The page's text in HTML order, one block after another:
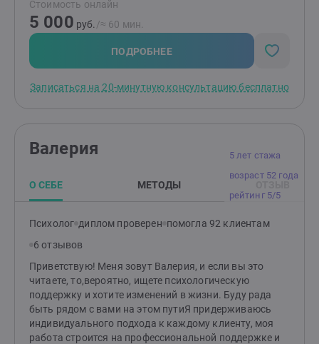
опытом мне довелось успешно поработать с
широким кругом задач: кризисы и проблемы в
супружеских отношениях, проблемы созависимости и
выстраивание личных границ в отношениях, задачи
самоопределения, профориентации, личностного
проблемы, проблемы переживания утраты близких
первой встрече. Не берусь, например, работать с
Стоимость онлайн
5 000 руб. /≈ 60 мин.
ПОДРОБНЕЕ
Записаться на 20-минутную консультацию бесплатно
5 лет стажа
возраст 52 года
рейтинг 5/5
Валерия
О СЕБЕ МЕТОДЫ
Психолог диплом проверен помогла 92 клиентам
6 отзывов
Приветствую! Меня зовут Валерия, и если вы это
читаете, то,вероятно, ищете психологическую
поддержку и хотите изменений в жизни. Буду рада
быть рядом с вами на этом путиЯ придерживаюсь
индивидуального подхода к каждому клиенту, моя
работа строится на профессиональной поддержке и